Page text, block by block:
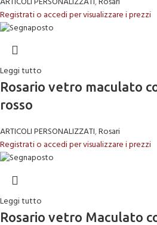
Registrati o accedi per visualizzare i prezzi
Leggi tutto
Rosario vetro maculato
rosso
ARTICOLI PERSONALIZZATI,Rosari
Registrati o accedi per visualizzare i prezzi
Leggi tutto
Rosario vetro Maculato